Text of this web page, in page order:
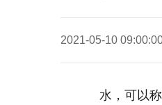
2021-05-10
水，可以